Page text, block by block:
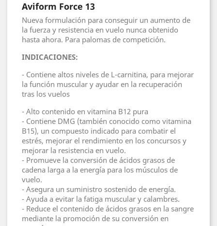
Aviform Force 13
Nueva formulación para conseguir un aumento de
la fuerza y resistencia en vuelo nunca obtenido
hasta ahora. Para palomas de competición.
INDICACIONES:
- Contiene altos niveles de L-carnitina, para mejorar
la función muscular y ayudar en la recuperación
tras los vuelos
- Alto contenido en vitamina B12 pura
- Contiene DMG (también conocido como vitamina
B15), un compuesto indicado para combatir el
estrés, mejorar el rendimiento en los concursos y
mejorar la resistencia en vuelo.
- Promueve la conversión de ácidos grasos de
cadena larga a la energía para los músculos de
vuelo.
- Asegura un suministro sostenido de energía.
- Ayuda a evitar la fatiga muscular y calambres.
- Reduce el contenido de ácidos grasos en la sangre
mediante la promoción de su conversión en